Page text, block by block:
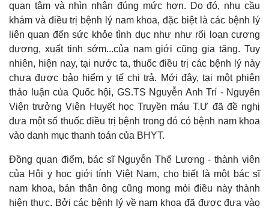
quan tâm và nhìn nhận đúng mức hơn. Do đó, nhu cầu
khám và điều trị bệnh lý nam khoa, đặc biệt là các bệnh lý
liên quan đến sức khỏe tình dục như như rối loạn cương
dương, xuất tinh sớm...của nam giới cũng gia tăng. Tuy
nhiên, hiện nay, tại nước ta, thuốc điều trị các bệnh lý này
chưa được bảo hiểm y tế chi trả. Mới đây, tại một phiên
thảo luận của Quốc hội, GS.TS Nguyễn Anh Trí - Nguyên
Viện trưởng Viện Huyết học Truyền máu T.Ư đã đề nghị
đưa một số thuốc điều trị bệnh trong đó có bệnh nam khoa
vào danh mục thanh toán của BHYT.
Đồng quan điểm, bác sĩ Nguyễn Thế Lương - thành viên
của Hội y học giới tính Việt Nam, cho biết là một bác sĩ
nam khoa, bản thân ông cũng mong mỏi điều này thành
hiện thực. Bởi các bệnh lý về nam khoa đã được đưa vào